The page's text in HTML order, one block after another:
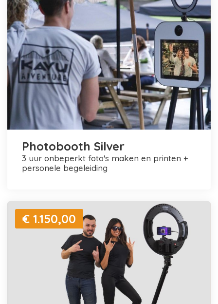
Photobooth Silver
3 uur onbeperkt foto's maken en printen +
personele begeleiding
€ 1.150,00